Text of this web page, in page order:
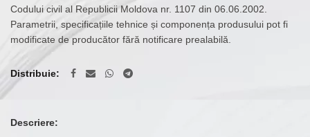
Codului civil al Republicii Moldova nr. 1107 din 06.06.2002.
Parametrii, specificațiile tehnice și componența produsului pot fi
modificate de producător fără notificare prealabilă.
Distribuie
Descriere: